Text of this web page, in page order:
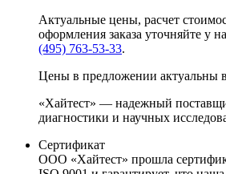
Актуальные цены, расчет
оформления заказа уточняйте у
(495) 763-53-33.
Цены в предложении актуальны
«Хайтест» — надежный
диагностики и научных
Сертификат
ООО «Хайтест» прошла